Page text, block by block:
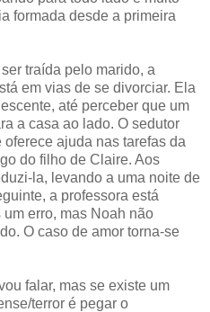
formada desde a primeira
traída pelo marido, a
em vias de se divorciar. Ela
até perceber que um
a casa ao lado. O sedutor
ajuda nas tarefas da
do filho de Claire. Aos
la, levando a uma noite de
a professora está
erro, mas Noah não
O caso de amor torna-se
falar, mas se existe um
terror é pegar o